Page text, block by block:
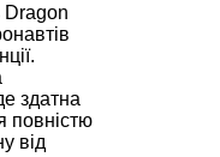
Dragon
здатна
повністю
від